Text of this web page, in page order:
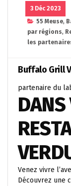
3 Déc 2023
55 Meuse,
par régions,
les
Buffalo Grill
partenaire du
DANS
Venez vivre
Découvrez une